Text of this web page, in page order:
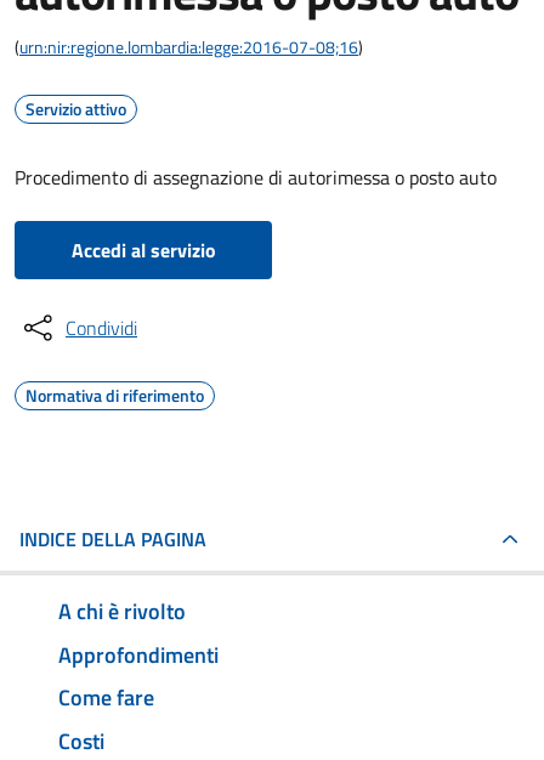
(urn:nir:regione.lombardia:legge:2016-07-08;16)
Servizio attivo
Procedimento di assegnazione di autorimessa o posto auto
Accedi al servizio
Condividi
Normativa di riferimento
INDICE DELLA PAGINA
A chi è rivolto
Approfondimenti
Come fare
Costi